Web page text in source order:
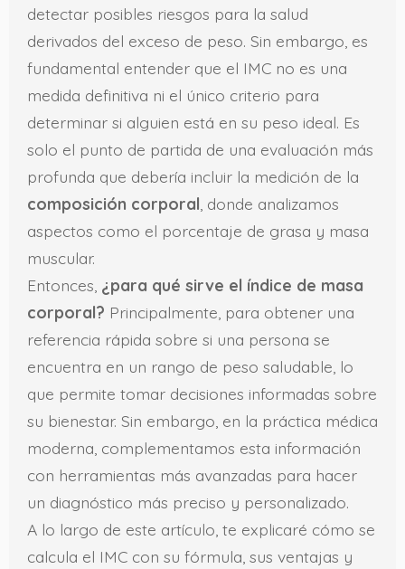
detectar posibles riesgos para la salud
derivados del exceso de peso. Sin embargo, es
fundamental entender que el IMC no es una
medida definitiva ni el único criterio para
determinar si alguien está en su peso ideal. Es
solo el punto de partida de una evaluación más
profunda que debería incluir la medición de la
composición corporal , donde analizamos
aspectos como el porcentaje de grasa y masa
muscular.
Entonces, ¿para qué sirve el índice de masa
corporal? Principalmente, para obtener una
referencia rápida sobre si una persona se
encuentra en un rango de peso saludable, lo
que permite tomar decisiones informadas sobre
su bienestar. Sin embargo, en la práctica médica
moderna, complementamos esta información
con herramientas más avanzadas para hacer
un diagnóstico más preciso y personalizado.
A lo largo de este artículo, te explicaré cómo se
calcula el IMC con su fórmula, sus ventajas y